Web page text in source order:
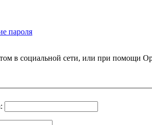
пароля
в социальной сети, или при помощи